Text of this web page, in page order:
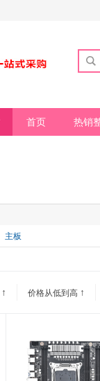
首页 热销
主板
↑ 价格从低到高 ↑